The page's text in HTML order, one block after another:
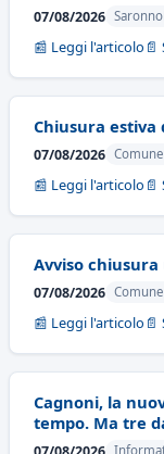
07/08/2026
📰 Leggi l'articolo 📄
Chiusura estiva
07/08/2026
📰 Leggi l'articolo 📄
Avviso
07/08/2026
📰 Leggi l'articolo 📄
Cagnoni, la
tempo. Ma tre